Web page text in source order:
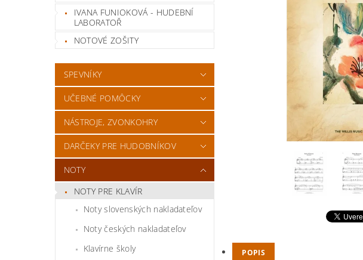
IVANA FUNIOKOVÁ - HUDEBNÍ
LABORATOŘ
NOTOVÉ ZOŠITY
SPEVNÍKY
UČEBNÉ POMÔCKY
NÁSTROJE, ZVONKOHRY
DARČEKY PRE HUDOBNÍKOV
NOTY
NOTY PRE KLAVÍR
Noty slovenských nakladateľov
Noty českých nakladateľov
Klavírne školy
POPIS